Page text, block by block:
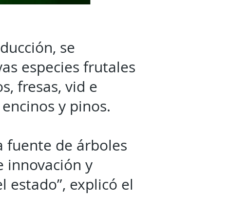
se
especies frutales
fresas, vid e
y pinos.
fuente de árboles
innovación y
explicó el